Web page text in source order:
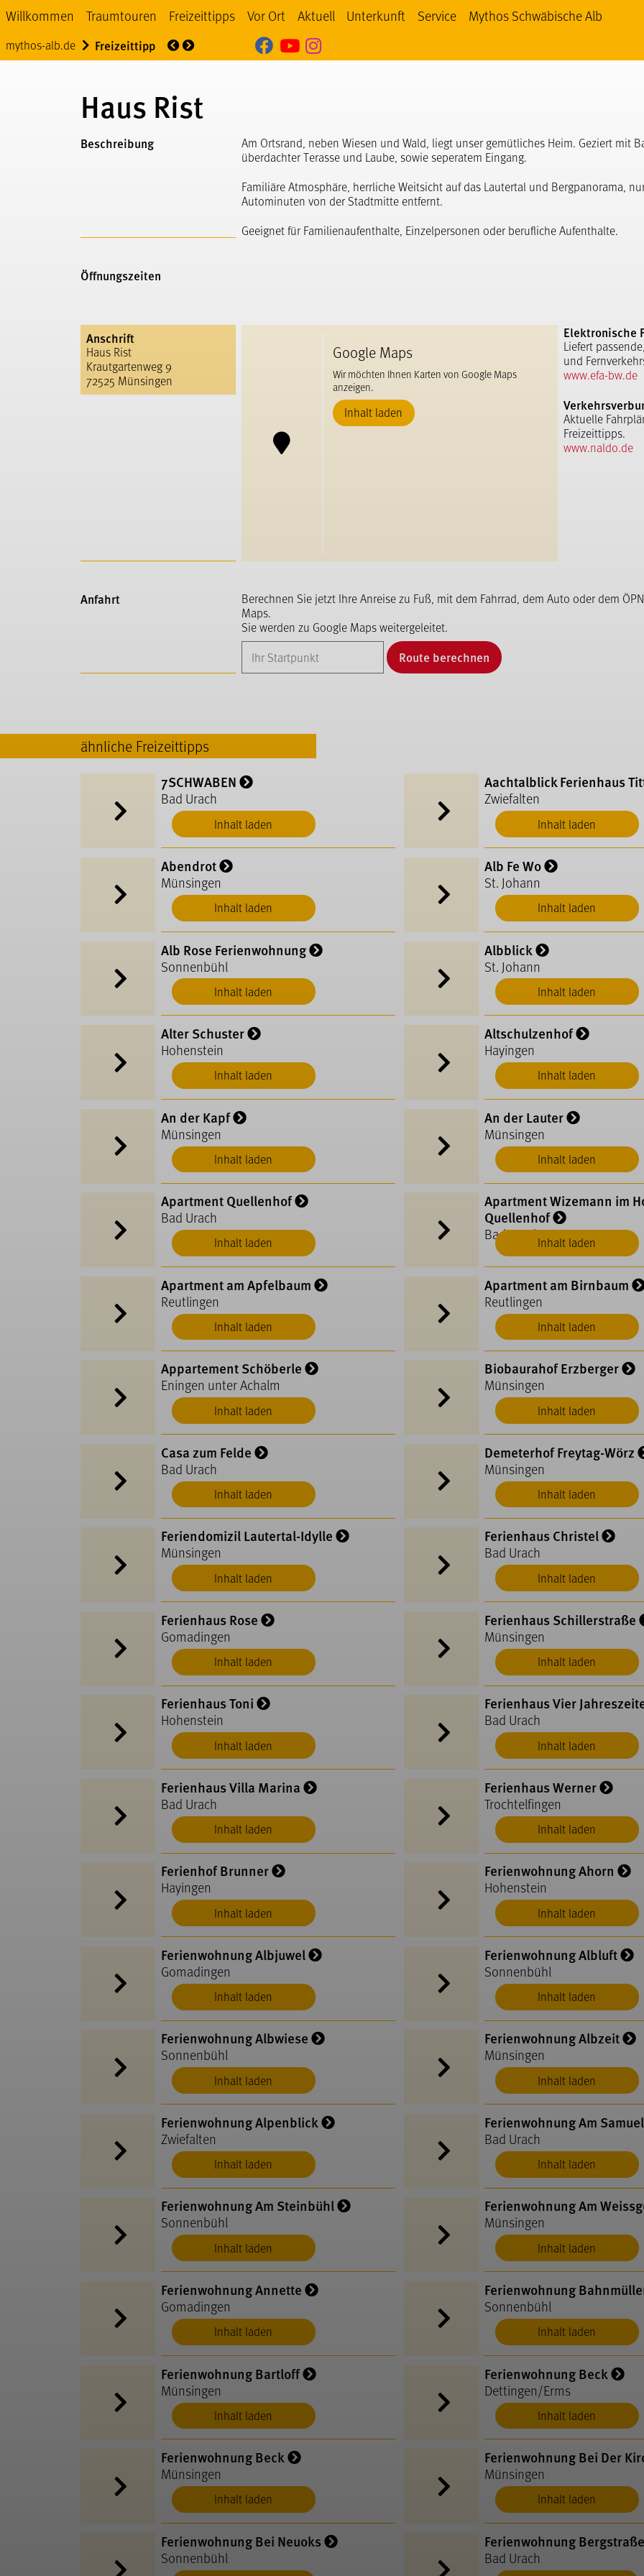
Willkommen Traumtouren Freizeittipps Vor Ort Aktuell Unterkunft Service Mythos Schwäbische Alb
mythos-alb.de Freizeittipp Über uns
Veranstaltung Mythos Schwäbische Alb bei facebook
Mythos Schwäbische Alb bei YouTube
Mythos Schwäbische Alb bei Instagram
Haus Rist
Beschreibung
Am Ortsrand, neben Wiesen und Wald, liegt unser gemütliches Heim. Geziert mit
überdachter Terasse und Laube, sowie seperatem Eingang.
Familiäre Atmosphäre, herrliche Weitsicht auf das Lautertal und Bergpanorama,
Autominuten von der Stadtmitte entfernt.
Geeignet für Familienaufenthalte, Einzelpersonen oder berufliche Aufenthalte.
Öffnungszeiten
Anschrift
Haus Rist
Krautgartenweg 9
72525 Münsingen
Google Maps
Wir möchten Ihnen Karten von Google Maps
anzeigen.
Inhalt laden
Elektronische
Liefert
und
www.efa-bw.de
Aktuelle
Freizeittipps.
www.naldo.de
Anfahrt
Berechnen Sie jetzt Ihre Anreise zu Fuß, mit dem Fahrrad, dem Auto oder dem
Maps.
Sie werden zu Google Maps weitergeleitet.
Route berechnen
ähnliche Freizeittipps
Inhalt laden
7SCHWABEN
Bad Urach
Inhalt laden
Aachtalblick Ferienhaus
Zwiefalten
Inhalt laden
Abendrot
Münsingen
Inhalt laden
Alb Fe Wo
St. Johann
Inhalt laden
Alb Rose Ferienwohnung
Sonnenbühl
Inhalt laden
Albblick
St. Johann
Inhalt laden
Alter Schuster
Hohenstein
Inhalt laden
Altschulzenhof
Hayingen
Inhalt laden
An der Kapf
Münsingen
Inhalt laden
An der Lauter
Münsingen
Inhalt laden
Apartment Quellenhof
Bad Urach
Inhalt laden
Apartment Wizemann im
Quellenhof
Bad Urach
Inhalt laden
Apartment am Apfelbaum
Reutlingen
Inhalt laden
Apartment am Birnbaum
Reutlingen
Inhalt laden
Appartement Schöberle
Eningen unter Achalm
Inhalt laden
Biobaurahof Erzberger
Münsingen
Inhalt laden
Casa zum Felde
Bad Urach
Inhalt laden
Demeterhof Freytag-Wörz
Münsingen
Inhalt laden
Feriendomizil Lautertal-Idylle
Münsingen
Inhalt laden
Ferienhaus Christel
Bad Urach
Inhalt laden
Ferienhaus Rose
Gomadingen
Inhalt laden
Ferienhaus Schillerstraße
Münsingen
Inhalt laden
Ferienhaus Toni
Hohenstein
Inhalt laden
Ferienhaus Vier
Bad Urach
Inhalt laden
Ferienhaus Villa Marina
Bad Urach
Inhalt laden
Ferienhaus Werner
Trochtelfingen
Inhalt laden
Ferienhof Brunner
Hayingen
Inhalt laden
Ferienwohnung Ahorn
Hohenstein
Inhalt laden
Ferienwohnung Albjuwel
Gomadingen
Inhalt laden
Ferienwohnung Albluft
Sonnenbühl
Inhalt laden
Ferienwohnung Albwiese
Sonnenbühl
Inhalt laden
Ferienwohnung Albzeit
Münsingen
Inhalt laden
Ferienwohnung Alpenblick
Zwiefalten
Inhalt laden
Ferienwohnung Am
Bad Urach
Inhalt laden
Ferienwohnung Am Steinbühl
Sonnenbühl
Inhalt laden
Ferienwohnung Am
Münsingen
Inhalt laden
Ferienwohnung Annette
Gomadingen
Inhalt laden
Ferienwohnung
Sonnenbühl
Inhalt laden
Ferienwohnung Bartloff
Münsingen
Inhalt laden
Ferienwohnung Beck
Dettingen/Erms
Inhalt laden
Ferienwohnung Beck
Münsingen
Inhalt laden
Ferienwohnung Bei Der
Münsingen
Ferienwohnung Bei Neuoks
Sonnenbühl
Ferienwohnung
Bad Urach